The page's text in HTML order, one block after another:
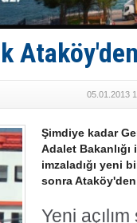
DESE,
İnsansız
05.01.2013
Şimdiye kadar
Adalet Bakanlığı
imzaladığı yeni
sonra Ataköy'den
Yeni